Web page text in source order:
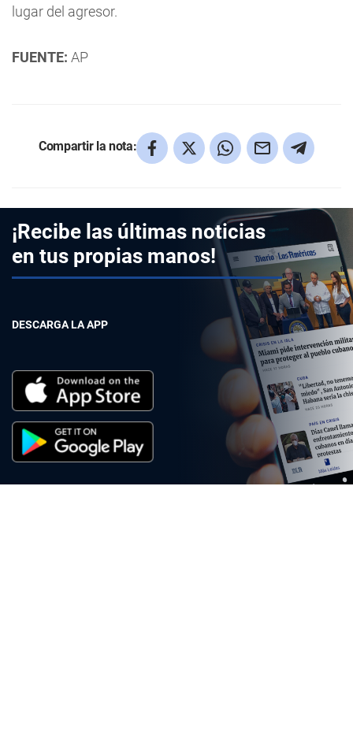
lugar del agresor.
FUENTE: AP
Compartir la nota:
¡Recibe las últimas noticias
en tus propias manos!
DESCARGA LA APP